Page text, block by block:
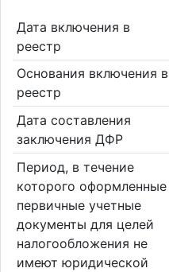
Дата включения в
реестр
Основания включения в
реестр
Дата составления
заключения ДФР
Период, в течение
которого оформленные
первичные учетные
документы для целей
налогообложения не
имеют юридической